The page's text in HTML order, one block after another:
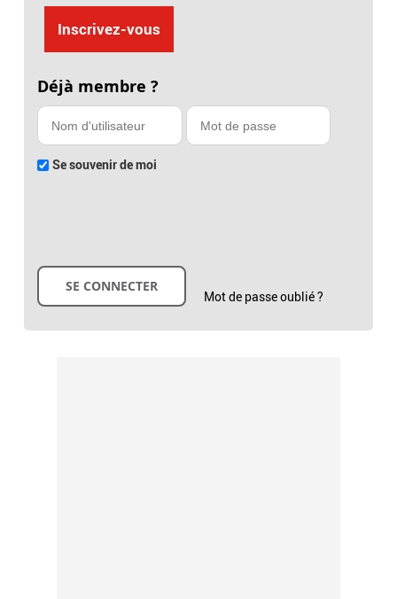
Inscrivez-vous
Déjà membre ?
Se souvenir de moi
Mot de passe oublié ?